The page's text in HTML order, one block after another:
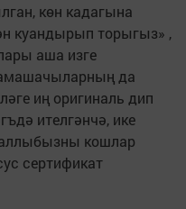
көн кадагына
куандырып торыгыз» ,
аша изге
да
иң оригиналь дип
ителгәнчә, ике
кошлар
сертификат